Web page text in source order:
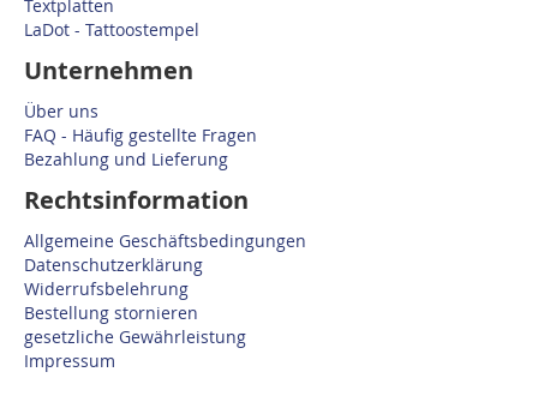
Textplatten
LaDot - Tattoostempel
Unternehmen
Über uns
FAQ - Häufig gestellte Fragen
Bezahlung und Lieferung
Rechtsinformation
Allgemeine Geschäftsbedingungen
Datenschutzerklärung
Widerrufsbelehrung
Bestellung stornieren
gesetzliche Gewährleistung
Impressum